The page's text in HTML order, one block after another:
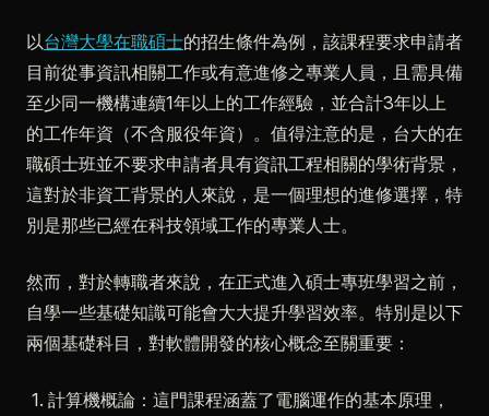
以台灣大學在職碩士的招生條件為例，該課程要求申請者
目前從事資訊相關工作或有意進修之專業人員，且需具備
至少同一機構連續1年以上的工作經驗，並合計3年以上
的工作年資（不含服役年資）。值得注意的是，台大的在
職碩士班並不要求申請者具有資訊工程相關的學術背景，
這對於非資工背景的人來說，是一個理想的進修選擇，特
別是那些已經在科技領域工作的專業人士。
然而，對於轉職者來說，在正式進入碩士專班學習之前，
自學一些基礎知識可能會大大提升學習效率。特別是以下
兩個基礎科目，對軟體開發的核心概念至關重要：
計算機概論：這門課程涵蓋了電腦運作的基本原理，